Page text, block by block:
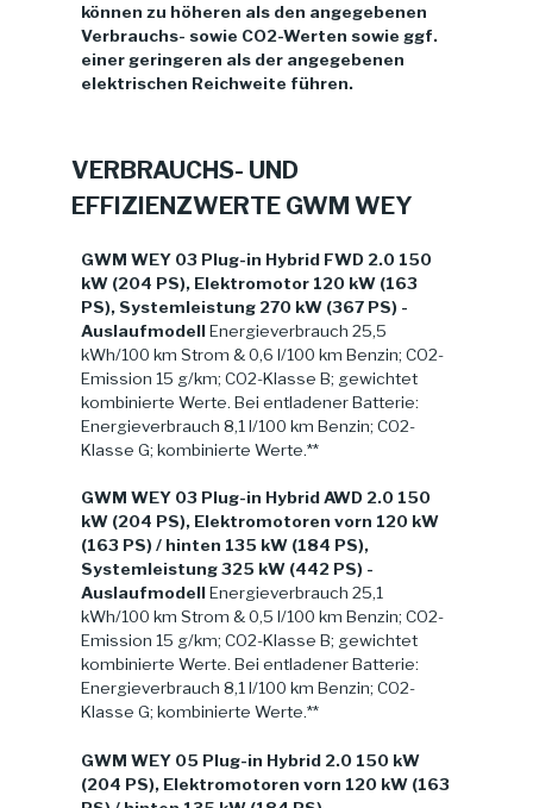
können zu höheren als den angegebenen
Verbrauchs- sowie CO2-Werten sowie ggf.
einer geringeren als der angegebenen
elektrischen Reichweite führen.
VERBRAUCHS- UND
EFFIZIENZWERTE GWM WEY
GWM WEY 03 Plug-in Hybrid FWD 2.0 150
kW (204 PS), Elektromotor 120 kW (163
PS), Systemleistung 270 kW (367 PS) -
AuslaufmodellEnergieverbrauch 25,5
kWh/100 km Strom & 0,6 l/100 km Benzin; CO2-
Emission 15 g/km; CO2-Klasse B; gewichtet
kombinierte Werte. Bei entladener Batterie:
Energieverbrauch 8,1 l/100 km Benzin; CO2-
Klasse G; kombinierte Werte.**
GWM WEY 03 Plug-in Hybrid AWD 2.0 150
kW (204 PS), Elektromotoren vorn 120 kW
(163 PS) / hinten 135 kW (184 PS),
Systemleistung 325 kW (442 PS) -
AuslaufmodellEnergieverbrauch 25,1
kWh/100 km Strom & 0,5 l/100 km Benzin; CO2-
Emission 15 g/km; CO2-Klasse B; gewichtet
kombinierte Werte. Bei entladener Batterie:
Energieverbrauch 8,1 l/100 km Benzin; CO2-
Klasse G; kombinierte Werte.**
GWM WEY 05 Plug-in Hybrid 2.0 150 kW
(204 PS), Elektromotoren vorn 120 kW (163